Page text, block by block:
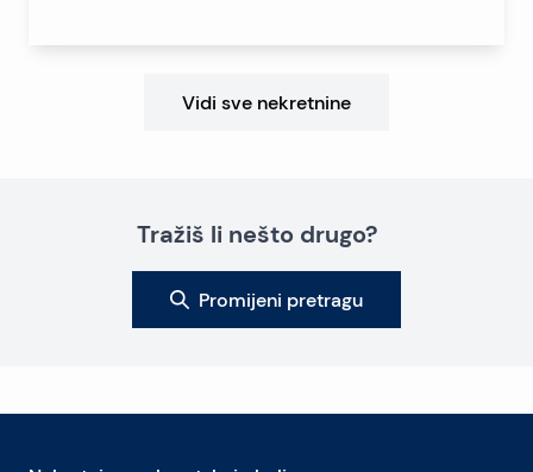
Vidi sve nekretnine
Tražiš li nešto drugo?
Promijeni pretragu